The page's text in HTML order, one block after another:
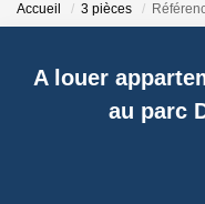
Accueil 3 pièces
A louer
au parc